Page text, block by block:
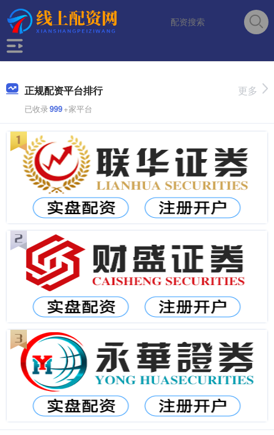
正规配资平台排行
已收录999+家平台
更多